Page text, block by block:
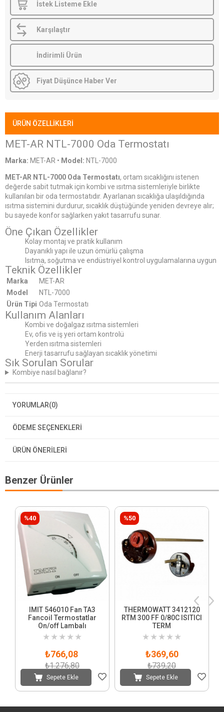
İstek Listeme Ekle
Karşılaştır
İndirimli Ürün
Fiyat Düşünce Haber Ver
ÜRÜN ÖZELLIKLERI
MET-AR NTL-7000 Oda Termostatı
Marka: MET-AR • Model: NTL-7000
MET-AR NTL-7000 Oda Termostatı, ortam sıcaklığını istenen
değerde sabit tutmak için kombi ve ısıtma sistemleriyle birlikte
kullanılan bir oda termostatıdır. Ayarlanan sıcaklığa ulaşıldığında
ısıtma sistemini durdurur, sıcaklık düştüğünde yeniden devreye alır;
bu sayede konfor sağlarken yakıt tasarrufu sunar.
Öne Çıkan Özellikler
Kolay montaj ve pratik kullanım
Dayanıklı yapı ile uzun ömürlü çalışma
Isıtma, soğutma ve endüstriyel kontrol uygulamalarına uygun
Teknik Özellikler
Marka
MET-AR
Model
NTL-7000
Ürün Tipi Oda Termostatı
Kullanım Alanları
Kombi ve doğalgaz ısıtma sistemleri
Ev, ofis ve iş yeri ortam kontrolü
Yerden ısıtma sistemleri
Enerji tasarrufu sağlayan sıcaklık yönetimi
Sık Sorulan Sorular
Kombiye nasıl bağlanır?
YORUMLAR(0)
ÖDEME SEÇENEKLERI
ÜRÜN ÖNERILERI
Benzer Ürünler
IMIT 546010 Fan TA3
Fancoil Termostatlar
On/off Lambalı
★ ★ ★ ★ ★
₺766,08
₺1.276,80
Sepete Ekle
%40
THERMOWATT 3412120
RTM 300 FF 0/80C ISITICI
TERM
★ ★ ★ ★ ★
₺369,60
₺739,20
Sepete Ekle
%50